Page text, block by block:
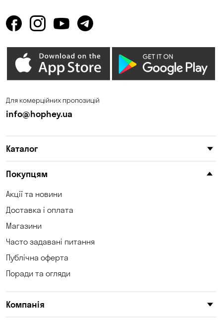
Для комерційних пропозицій
info@hophey.ua
Каталог
Покупцям
Акції та новини
Доставка і оплата
Магазини
Часто задавані питання
Публічна оферта
Поради та огляди
Компанія